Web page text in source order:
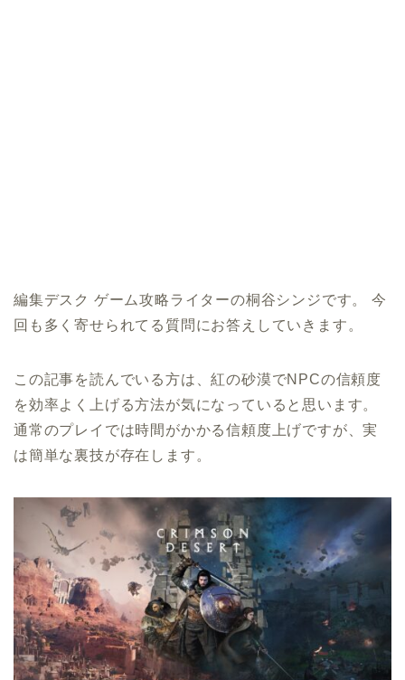
編集デスク ゲーム攻略ライターの桐谷シンジです。 今
回も多く寄せられてる質問にお答えしていきます。
この記事を読んでいる方は、紅の砂漠でNPCの信頼度
を効率よく上げる方法が気になっていると思います。
通常のプレイでは時間がかかる信頼度上げですが、実
は簡単な裏技が存在します。